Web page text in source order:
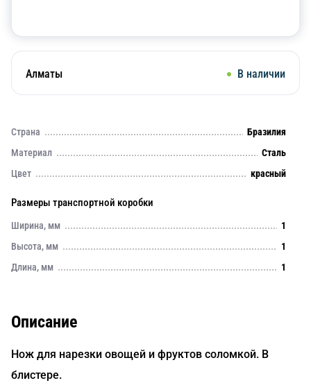
Алматы В наличии
Страна
Бразилия
Материал
Сталь
Цвет
красный
Размеры транспортной коробки
Ширина, мм
1
Высота, мм
1
Длина, мм
1
Описание
Нож для нарезки овощей и фруктов соломкой. В
блистере.